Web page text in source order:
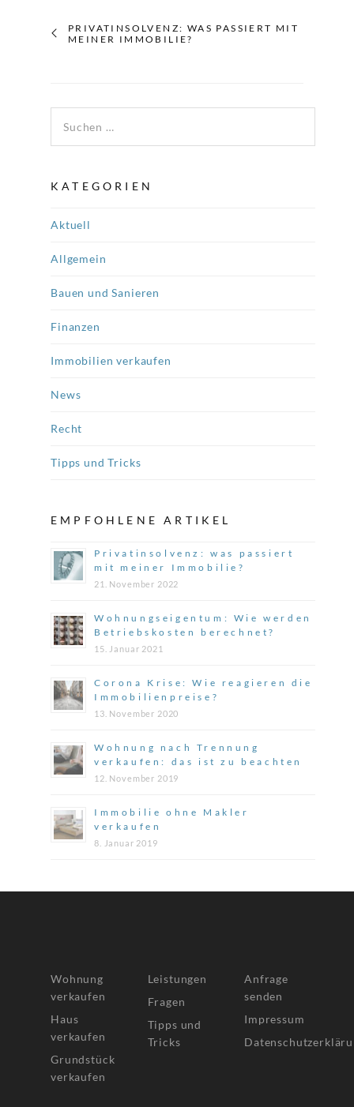
PRIVATINSOLVENZ: WAS PASSIERT MIT
MEINER IMMOBILIE?
KATEGORIEN
Aktuell
Allgemein
Bauen und Sanieren
Finanzen
Immobilien verkaufen
News
Recht
Tipps und Tricks
EMPFOHLENE ARTIKEL
Privatinsolvenz: was passiert
mit meiner Immobilie?
21. November 2022
Wohnungseigentum: Wie werden
Betriebskosten berechnet?
15. Januar 2021
Corona Krise: Wie reagieren die
Immobilienpreise?
13. November 2020
Wohnung nach Trennung
verkaufen: das ist zu beachten
12. November 2019
Immobilie ohne Makler
verkaufen
8. Januar 2019
Wohnung
verkaufen
Haus
verkaufen
Grundstück
verkaufen
Leistungen
Fragen
Tipps und
Tricks
Anfrage
senden
Impressum